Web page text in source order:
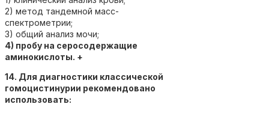
2) метод тандемной масс-
спектрометрии;
3) общий анализ мочи;
4) пробу на серосодержащие
аминокислоты. +
14. Для диагностики классической
гомоцистинурии рекомендовано
использовать: